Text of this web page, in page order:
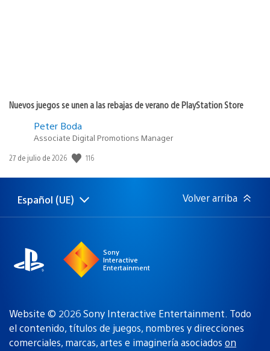
Nuevos juegos se unen a las rebajas de verano de PlayStation Store
Peter Boda
Associate Digital Promotions Manager
Fecha
publicación:
27 de julio de 2026 116
Selecciona
una
Región
actual:
Español (UE) Volver arriba
Sony
Interactive
Entertainment
Website © 2026 Sony Interactive Entertainment. Todo
el contenido, títulos de juegos, nombres y direcciones
comerciales, marcas, artes e imaginería asociados on